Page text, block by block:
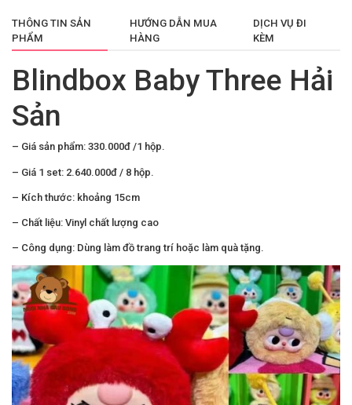
THÔNG TIN SẢN
PHẨM
HƯỚNG DẪN MUA
HÀNG
DỊCH VỤ ĐI
KÈM
Blindbox Baby Three Hải
Sản
– Giá sản phẩm: 330.000đ /1 hộp.
– Giá 1 set: 2.640.000đ / 8 hộp.
– Kích thước: khoảng 15cm
– Chất liệu: Vinyl chất lượng cao
– Công dụng: Dùng làm đồ trang trí hoặc làm quà tặng.